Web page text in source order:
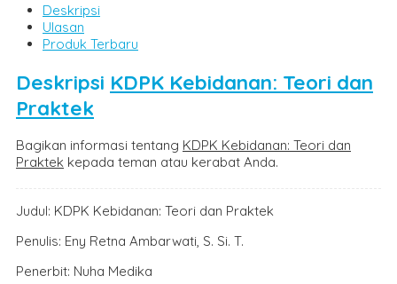
Deskripsi
Ulasan
Produk Terbaru
Deskripsi KDPK Kebidanan: Teori dan
Praktek
Bagikan informasi tentang KDPK Kebidanan: Teori dan
Praktek kepada teman atau kerabat Anda.
Judul: KDPK Kebidanan: Teori dan Praktek
Penulis: Eny Retna Ambarwati, S. Si. T.
Penerbit: Nuha Medika